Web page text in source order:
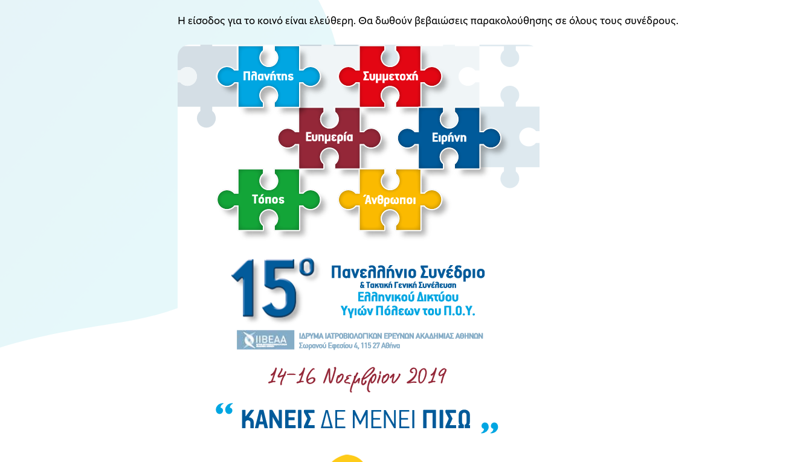
Η είσοδος για το κοινό είναι ελεύθερη. Θα δωθούν βεβαιώσεις παρακολούθησης σε όλους τους συνέδρους.